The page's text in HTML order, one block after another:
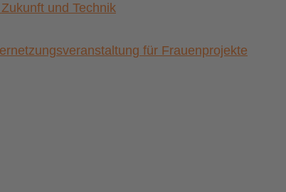
und Technik
für Frauenprojekte